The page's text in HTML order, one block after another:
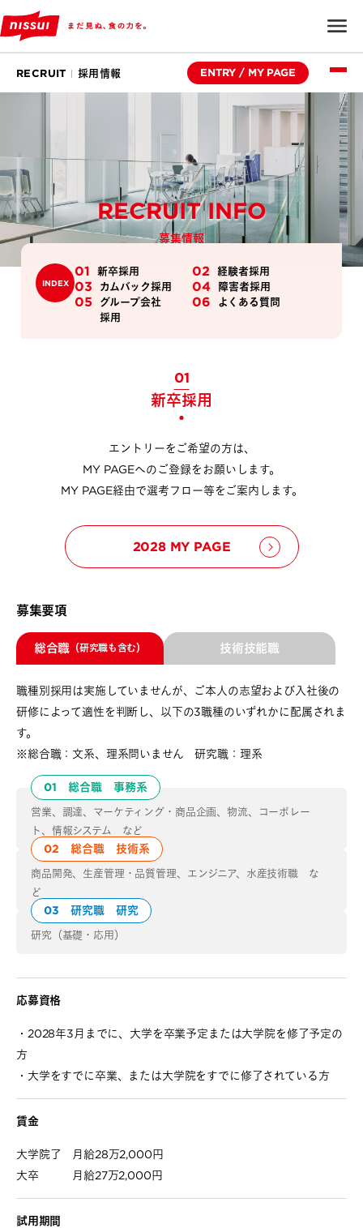
RECRUIT 採用情報 ENTRY / MY PAGE
RECRUIT INFO
募集情報
INDEX
01 新卒採用 02 経験者採用
03 カムバック採用 04 障害者採用
05
グループ会社
採用
06 よくある質問
01
新卒採用
エントリーをご希望の方は、
MY PAGEへのご登録をお願いします。
MY PAGE経由で選考フロー等をご案内します。
2028 MY PAGE
募集要項
総合職 （研究職も含む） 技術技能職
職種別採用は実施していませんが、ご本人の志望および入社後の
研修によって適性を判断し、以下の3職種のいずれかに配属されま
す。
※総合職：文系、理系問いません 研究職：理系
01 総合職 事務系
営業、調達、マーケティング・商品企画、物流、コーポレー
ト、情報システム など
02 総合職 技術系
商品開発、生産管理・品質管理、エンジニア、水産技術職 な
ど
03 研究職 研究
研究（基礎・応用）
応募資格
・2028年3月までに、大学を卒業予定または大学院を修了予定の
方
・大学をすでに卒業、または大学院をすでに修了されている方
賃金
大学院了 月給28万2,000円
大卒 月給27万2,000円
試用期間